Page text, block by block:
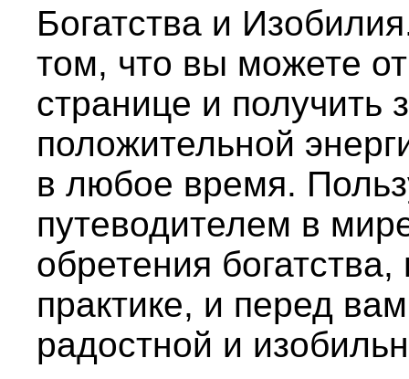
Богатства и
том, что вы можете
странице и получить
положительной
в любое время.
путеводителем в
обретения
практике, и перед
радостной и